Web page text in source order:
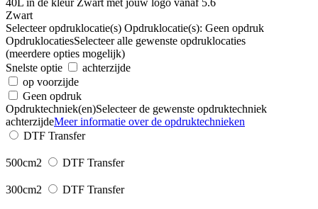
Zwart
Selecteer opdruklocatie(s) Opdruklocatie(s): Geen opdruk
OpdruklocatiesSelecteer alle gewenste opdruklocaties
(meerdere opties mogelijk)
Snelste optie
achterzijde
op voorzijde
Geen opdruk
Opdruktechniek(en)Selecteer de gewenste opdruktechniek
achterzijdeMeer informatie over de opdruktechnieken
DTF Transfer
500cm2 DTF Transfer
300cm2 DTF Transfer